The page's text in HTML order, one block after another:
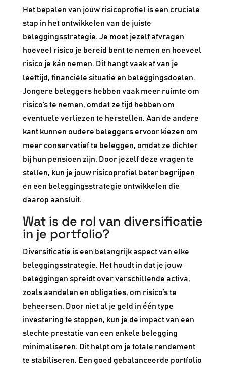
Het bepalen van jouw risicoprofiel is een cruciale
stap in het ontwikkelen van de juiste
beleggingsstrategie. Je moet jezelf afvragen
hoeveel risico je bereid bent te nemen en hoeveel
risico je kán nemen. Dit hangt vaak af van je
leeftijd, financiële situatie en beleggingsdoelen.
Jongere beleggers hebben vaak meer ruimte om
risico’s te nemen, omdat ze tijd hebben om
eventuele verliezen te herstellen. Aan de andere
kant kunnen oudere beleggers ervoor kiezen om
meer conservatief te beleggen, omdat ze dichter
bij hun pensioen zijn. Door jezelf deze vragen te
stellen, kun je jouw risicoprofiel beter begrijpen
en een beleggingsstrategie ontwikkelen die
daarop aansluit.
Wat is de rol van diversificatie
in je portfolio?
Diversificatie is een belangrijk aspect van elke
beleggingsstrategie. Het houdt in dat je jouw
beleggingen spreidt over verschillende activa,
zoals aandelen en obligaties, om risico’s te
beheersen. Door niet al je geld in één type
investering te stoppen, kun je de impact van een
slechte prestatie van een enkele belegging
minimaliseren. Dit helpt om je totale rendement
te stabiliseren. Een goed gebalanceerde portfolio